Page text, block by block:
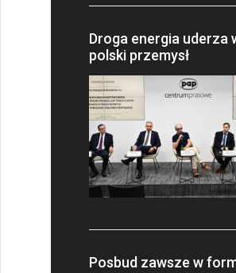
Droga energia uderza
polski przemysł
Posbud zawsze w